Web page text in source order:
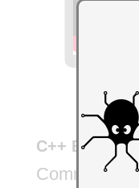
C++ Builder
Comme